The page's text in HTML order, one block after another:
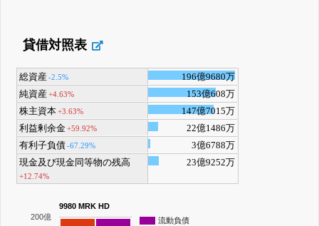
貸借対照表
総資産-2.5%
196億9680万
純資産+4.63%
153億608万
株主資本+3.63%
147億7015万
利益剰余金+59.92%
22億1486万
有利子負債-67.29%
3億6788万
現金及び現金同等物の残高
+12.74%
23億9252万
9980 MRK HD
流動負債
200億